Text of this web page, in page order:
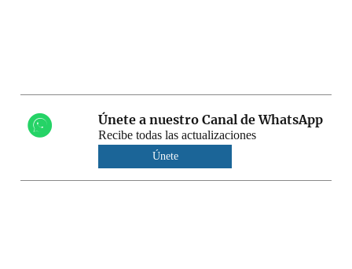
Únete a nuestro Canal de WhatsApp
Recibe todas las actualizaciones
Únete